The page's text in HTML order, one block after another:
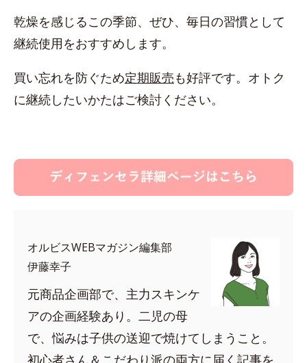
乾燥を感じるこの季節、ぜひ、毎日の習慣として
継続使用をおすすめします。
買い忘れを防ぐため定期販売も好評です。オトク
に継続したいかたはご検討ください。
オルビスWEBマガジン編集部
伊藤幸子
元商品企画部で、主力スキンケ
アの企画経験あり。二児の母
で、悩みは子供の送迎で焼けてしまうこと。
初心者さん＆こだわり派の両方に届く記事を